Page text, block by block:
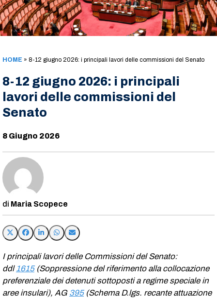
HOME » 8-12 giugno 2026: i principali lavori delle commissioni del Senato
8-12 giugno 2026: i principali
lavori delle commissioni del
Senato
8 Giugno 2026
Maria Scopece
I principali lavori delle Commissioni del Senato:
ddl1615(Soppressione del riferimento alla collocazione
preferenziale dei detenuti sottoposti a regime speciale in
aree insulari), AG 395(Schema D.lgs. recante attuazione